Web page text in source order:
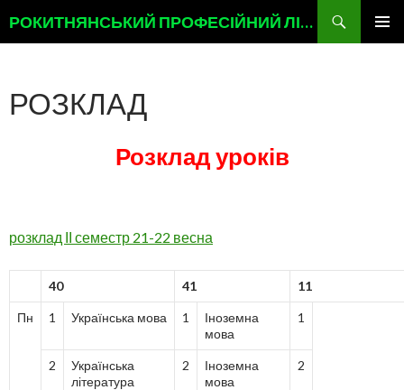
РОКИТНЯНСЬКИЙ ПРОФЕСІЙНИЙ ЛІЦЕЙ
РОЗКЛАД
‍Розклад уроків
розклад ІІ семестр 21-22 весна
40 41 11
Пн 1 Українська мова 1
Іноземна
мова
1
2
Українська
література
2
Іноземна
мова
2